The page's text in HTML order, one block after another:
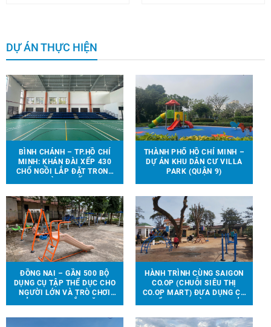
DỰ ÁN THỰC HIỆN
BÌNH CHÁNH – TP.HỒ CHÍ
MINH: KHÁN ĐÀI XẾP 430
CHỔ NGỒI LẮP ĐẶT TRONG
THÀNH PHỐ HỒ CHÍ MINH –
DỰ ÁN KHU DÂN CƯ VILLA
PARK (QUẬN 9)
ĐỒNG NAI – GẦN 500 BỘ
DỤNG CỤ TẬP THỂ DỤC CHO
NGƯỜI LỚN VÀ TRÒ CHƠI
HÀNH TRÌNH CÙNG SAIGON
CO.OP (CHUỖI SIÊU THỊ
CO.OP MART) ĐƯA DỤNG CỤ
HỌC TẠI 6 TỈNH THÀNH